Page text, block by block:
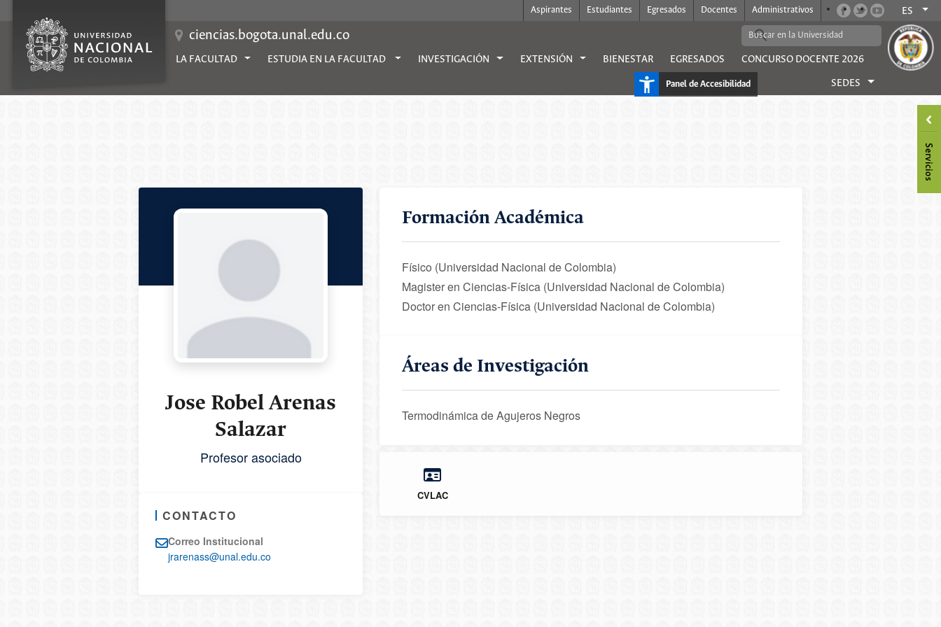
contenido
Aspirantes Estudiantes Egresados Docentes Administrativos ES
ciencias.bogota.unal.edu.co
LA FACULTAD ESTUDIA EN LA FACULTAD INVESTIGACIÓN EXTENSIÓN BIENESTAR EGRESADOS CONCURSO DOCENTE 2026
SEDES
Panel de Accesibilidad
Jose Robel Arenas
Salazar
Profesor asociado
CONTACTO
Correo Institucional
jrarenass@unal.edu.co
Formación Académica
Físico (Universidad Nacional de Colombia)
Magister en Ciencias-Física (Universidad Nacional de Colombia)
Doctor en Ciencias-Física (Universidad Nacional de Colombia)
Áreas de Investigación
Termodinámica de Agujeros Negros
CVLAC